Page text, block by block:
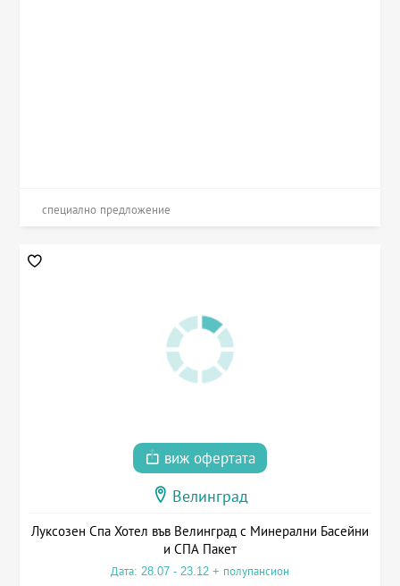
специално предложение
виж офертата
Велинград
Луксозен Спа Хотел във Велинград с Минерални Басейни
и СПА Пакет
Дата: 28.07 - 23.12 + полупансион